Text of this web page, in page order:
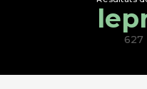
627